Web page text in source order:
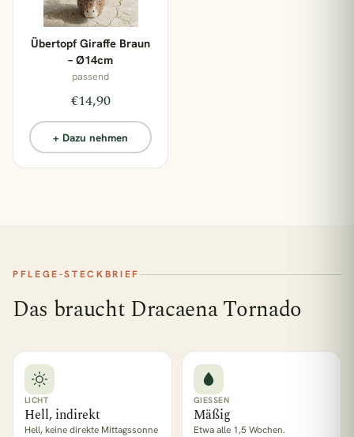
Übertopf Giraffe Braun
– Ø14cm
passend
€14,90
+ Dazu nehmen
PFLEGE-STECKBRIEF
Das braucht Dracaena Tornado
LICHT
Hell, indirekt
Hell, keine direkte Mittagssonne
GIESSEN
Mäßig
Etwa alle 1,5 Wochen.